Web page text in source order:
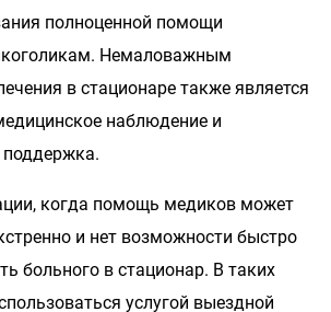
полноценной помощи
Немаловажным
в стационаре также является
наблюдение и
поддержка.
когда помощь медиков может
и нет возможности быстро
больного в стационар. В таких
услугой выездной